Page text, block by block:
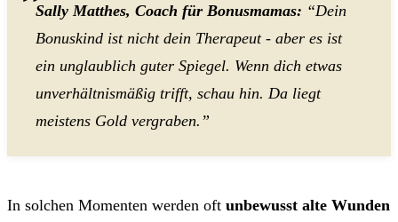
Sally Matthes, Coach für Bonusmamas: “Dein
Bonuskind ist nicht dein Therapeut - aber es ist
ein unglaublich guter Spiegel. Wenn dich etwas
unverhältnismäßig trifft, schau hin. Da liegt
meistens Gold vergraben.”
In solchen Momenten werden oft unbewusst alte Wunden